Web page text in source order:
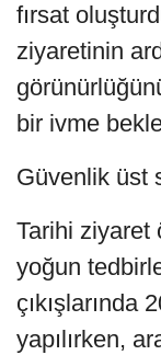
fırsat
ziyaretinin
bir ivme
Güvenlik üst
Tarihi ziyaret
yoğun
çıkışlarında
yapılırken,